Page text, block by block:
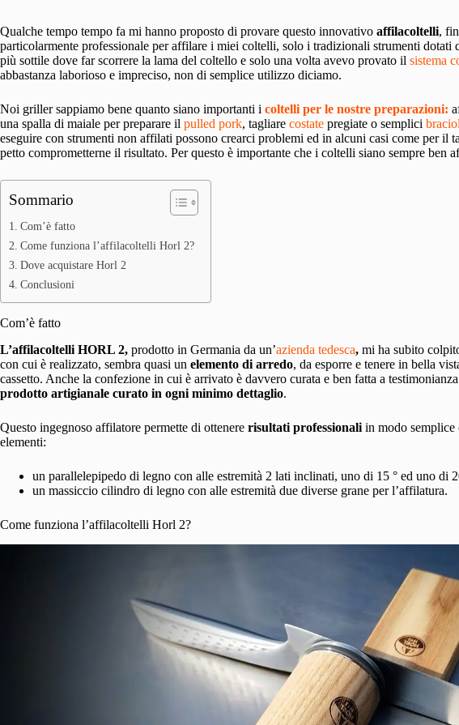
Qualche tempo tempo fa mi hanno proposto di provare questo innovativo affilacoltelli,
particolarmente professionale per affilare i miei coltelli, solo i tradizionali strumenti dotati
più sottile dove far scorrere la lama del coltello e solo una volta avevo provato il sistema
abbastanza laborioso e impreciso, non di semplice utilizzo diciamo.
Noi griller sappiamo bene quanto siano importanti i coltelli per le nostre preparazioni:
una spalla di maiale per preparare il pulled pork, tagliare costate pregiate o semplici
eseguire con strumenti non affilati possono crearci problemi ed in alcuni casi come per il
petto comprometterne il risultato. Per questo è importante che i coltelli siano sempre ben
Sommario
Com’è fatto
Come funziona l’affilacoltelli Horl 2?
Dove acquistare Horl 2
Conclusioni
Com’è fatto
L’affilacoltelli HORL 2, prodotto in Germania da un’azienda tedesca, mi ha subito
con cui è realizzato, sembra quasi un elemento di arredo, da esporre e tenere in bella
cassetto. Anche la confezione in cui è arrivato è davvero curata e ben fatta a
prodotto artigianale curato in ogni minimo dettaglio.
Questo ingegnoso affilatore permette di ottenere risultati professionali in modo semplice
elementi:
un parallelepipedo di legno con alle estremità 2 lati inclinati, uno di 15 ° ed uno di
un massiccio cilindro di legno con alle estremità due diverse grane per l’affilatura.
Come funziona l’affilacoltelli Horl 2?